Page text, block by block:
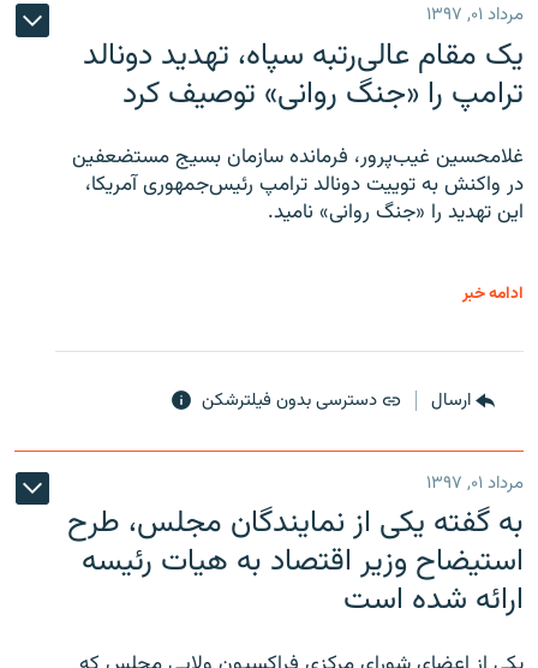
مرداد ۰۱, ۱۳۹۷
یک مقام عالی‌رتبه سپاه، تهدید دونالد
ترامپ را «جنگ روانی» توصیف کرد
غلامحسین غیب‌پرور، فرمانده سازمان بسیج مستضعفین
در واکنش به توییت دونالد ترامپ رئیس‌جمهوری آمریکا،
این تهدید را «جنگ روانی» نامید.
ادامه خبر
ارسال دسترسی بدون فیلترشکن
مرداد ۰۱, ۱۳۹۷
به گفته یکی از نمایندگان مجلس، طرح
استیضاح وزیر اقتصاد به هیات رئیسه
ارائه شده است